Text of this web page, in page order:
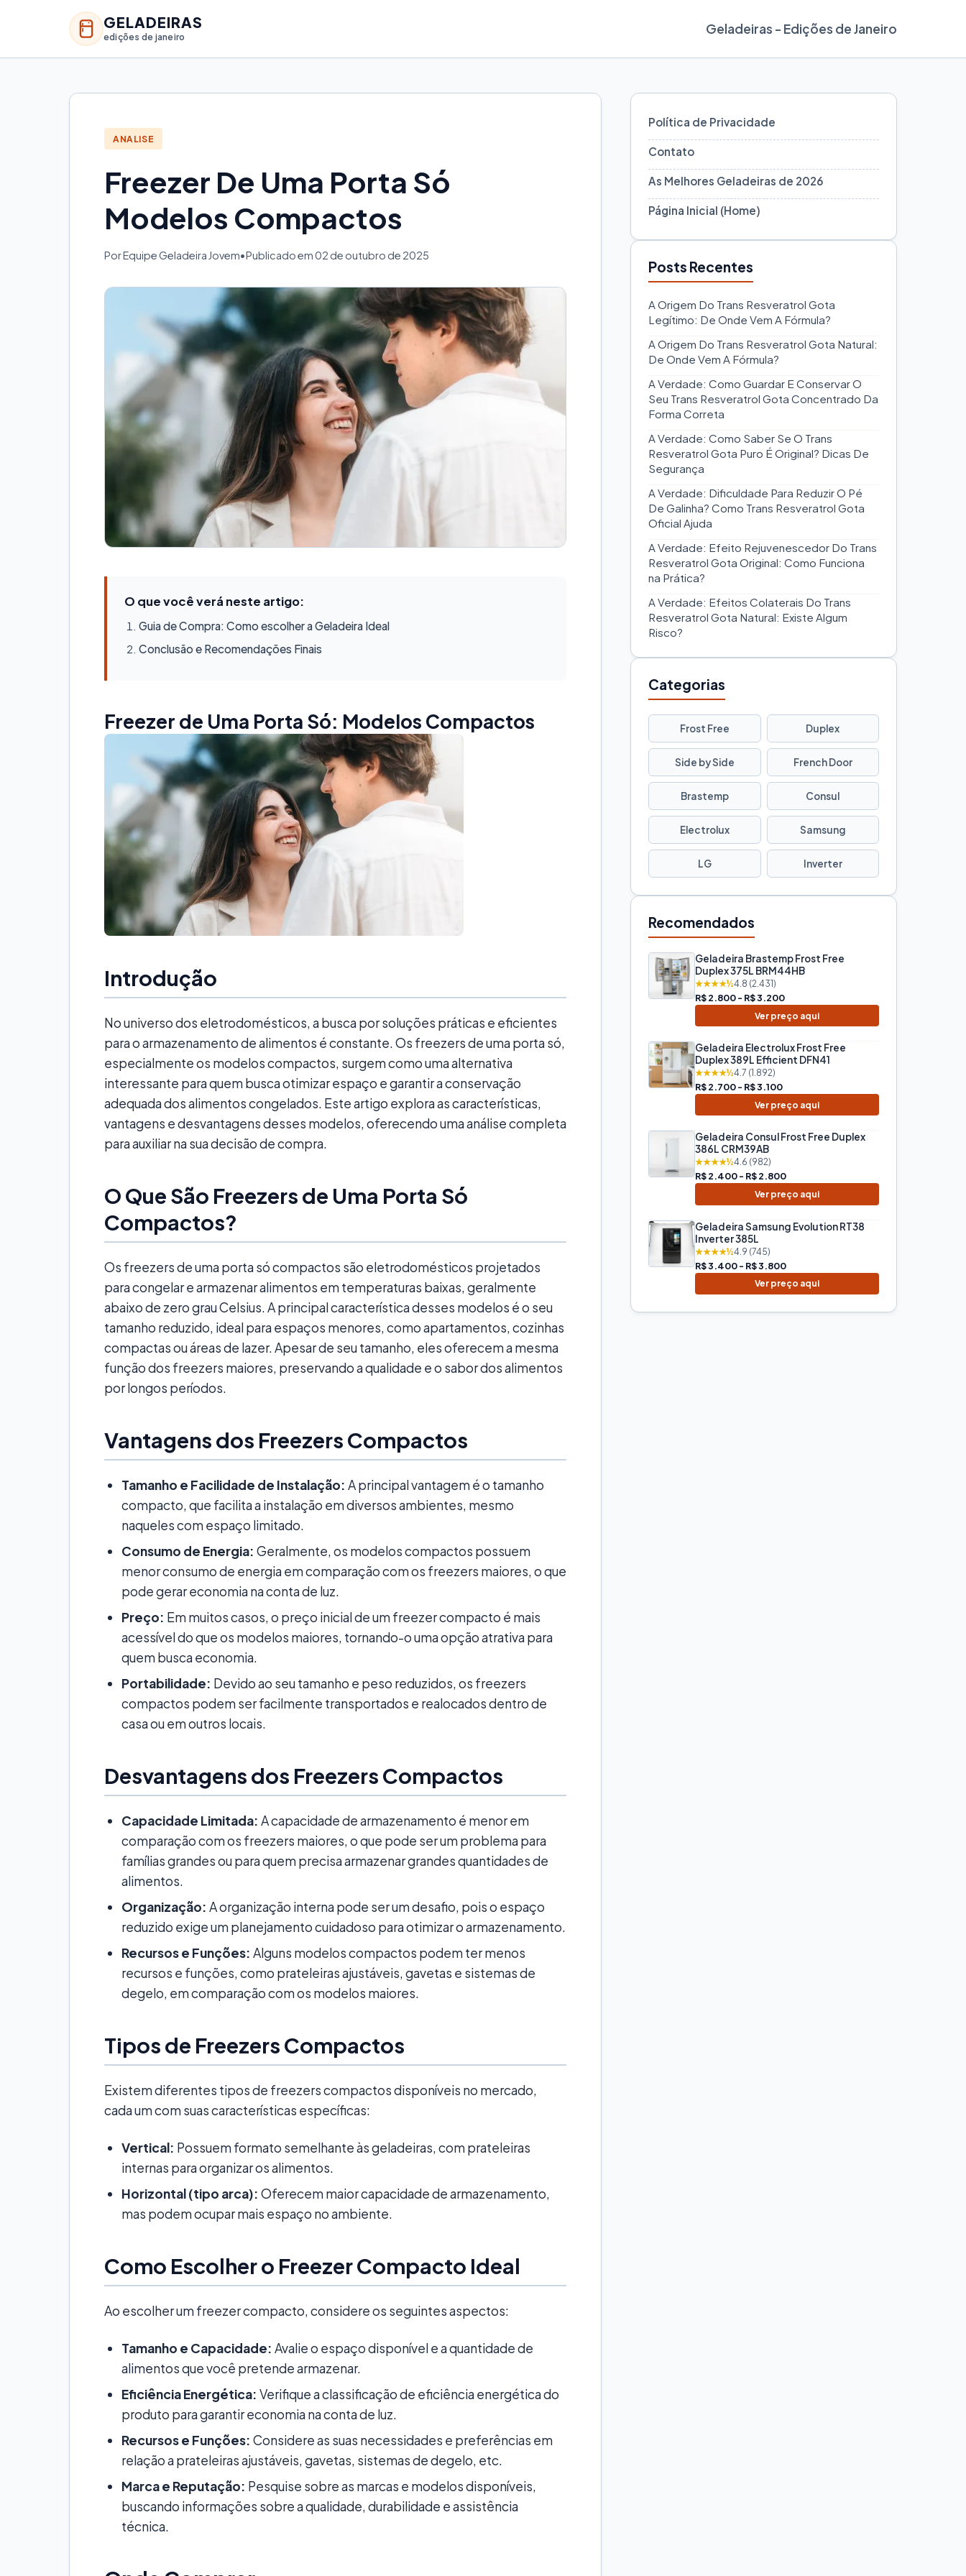
GELADEIRAS
edições de janeiro Geladeiras - Edições de Janeiro
ANALISE
Freezer De Uma Porta Só
Modelos Compactos
Por Equipe Geladeira Jovem•Publicado em 02 de outubro de 2025
O que você verá neste artigo:
Guia de Compra: Como escolher a Geladeira Ideal
Conclusão e Recomendações Finais
Freezer de Uma Porta Só: Modelos Compactos
Introdução
No universo dos eletrodomésticos, a busca por soluções práticas e eficientes
para o armazenamento de alimentos é constante. Os freezers de uma porta só,
especialmente os modelos compactos, surgem como uma alternativa
interessante para quem busca otimizar espaço e garantir a conservação
adequada dos alimentos congelados. Este artigo explora as características,
vantagens e desvantagens desses modelos, oferecendo uma análise completa
para auxiliar na sua decisão de compra.
O Que São Freezers de Uma Porta Só
Compactos?
Os freezers de uma porta só compactos são eletrodomésticos projetados
para congelar e armazenar alimentos em temperaturas baixas, geralmente
abaixo de zero grau Celsius. A principal característica desses modelos é o seu
tamanho reduzido, ideal para espaços menores, como apartamentos, cozinhas
compactas ou áreas de lazer. Apesar de seu tamanho, eles oferecem a mesma
função dos freezers maiores, preservando a qualidade e o sabor dos alimentos
por longos períodos.
Vantagens dos Freezers Compactos
Tamanho e Facilidade de Instalação: A principal vantagem é o tamanho
compacto, que facilita a instalação em diversos ambientes, mesmo
naqueles com espaço limitado.
Consumo de Energia: Geralmente, os modelos compactos possuem
menor consumo de energia em comparação com os freezers maiores, o que
pode gerar economia na conta de luz.
Preço: Em muitos casos, o preço inicial de um freezer compacto é mais
acessível do que os modelos maiores, tornando-o uma opção atrativa para
quem busca economia.
Portabilidade: Devido ao seu tamanho e peso reduzidos, os freezers
compactos podem ser facilmente transportados e realocados dentro de
casa ou em outros locais.
Desvantagens dos Freezers Compactos
Capacidade Limitada: A capacidade de armazenamento é menor em
comparação com os freezers maiores, o que pode ser um problema para
famílias grandes ou para quem precisa armazenar grandes quantidades de
alimentos.
Organização: A organização interna pode ser um desafio, pois o espaço
reduzido exige um planejamento cuidadoso para otimizar o armazenamento.
Recursos e Funções: Alguns modelos compactos podem ter menos
recursos e funções, como prateleiras ajustáveis, gavetas e sistemas de
degelo, em comparação com os modelos maiores.
Tipos de Freezers Compactos
Existem diferentes tipos de freezers compactos disponíveis no mercado,
cada um com suas características específicas:
Vertical: Possuem formato semelhante às geladeiras, com prateleiras
internas para organizar os alimentos.
Horizontal (tipo arca): Oferecem maior capacidade de armazenamento,
mas podem ocupar mais espaço no ambiente.
Como Escolher o Freezer Compacto Ideal
Ao escolher um freezer compacto, considere os seguintes aspectos:
Tamanho e Capacidade: Avalie o espaço disponível e a quantidade de
alimentos que você pretende armazenar.
Eficiência Energética: Verifique a classificação de eficiência energética do
produto para garantir economia na conta de luz.
Recursos e Funções: Considere as suas necessidades e preferências em
relação a prateleiras ajustáveis, gavetas, sistemas de degelo, etc.
Marca e Reputação: Pesquise sobre as marcas e modelos disponíveis,
buscando informações sobre a qualidade, durabilidade e assistência
técnica.
Política de Privacidade
Contato
As Melhores Geladeiras de 2026
Página Inicial (Home)
Posts Recentes
A Origem Do Trans Resveratrol Gota
Legítimo: De Onde Vem A Fórmula?
A Origem Do Trans Resveratrol Gota Natural:
De Onde Vem A Fórmula?
A Verdade: Como Guardar E Conservar O
Seu Trans Resveratrol Gota Concentrado Da
Forma Correta
A Verdade: Como Saber Se O Trans
Resveratrol Gota Puro É Original? Dicas De
Segurança
A Verdade: Dificuldade Para Reduzir O Pé
De Galinha? Como Trans Resveratrol Gota
Oficial Ajuda
A Verdade: Efeito Rejuvenescedor Do Trans
Resveratrol Gota Original: Como Funciona
na Prática?
A Verdade: Efeitos Colaterais Do Trans
Resveratrol Gota Natural: Existe Algum
Risco?
Categorias
Frost Free Duplex
Side by Side French Door
Brastemp Consul
Electrolux Samsung
LG Inverter
Recomendados
Geladeira Brastemp Frost Free
Duplex 375L BRM44HB
★★★★½4.8 (2.431)
R$ 2.800 - R$ 3.200
Ver preço aqui
Geladeira Electrolux Frost Free
Duplex 389L Efficient DFN41
★★★★½4.7 (1.892)
R$ 2.700 - R$ 3.100
Ver preço aqui
Geladeira Consul Frost Free Duplex
386L CRM39AB
★★★★½4.6 (982)
R$ 2.400 - R$ 2.800
Ver preço aqui
Geladeira Samsung Evolution RT38
Inverter 385L
★★★★½4.9 (745)
R$ 3.400 - R$ 3.800
Ver preço aqui